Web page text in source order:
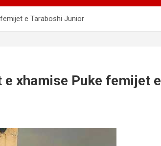
e Taraboshi Junior
xhamise Puke femijet e